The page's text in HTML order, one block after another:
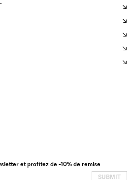
et profitez de -10% de remise
SUBMIT